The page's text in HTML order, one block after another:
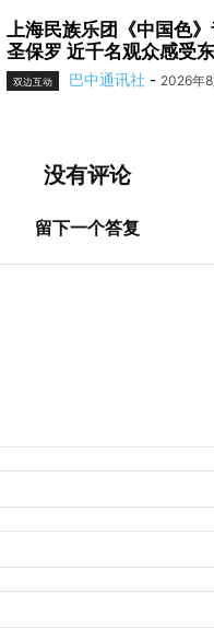
上海民族乐团《中国色
圣保罗 近千名观众感受
双边互动 巴中通讯社 - 2026年8
没有评论
留下一个答复